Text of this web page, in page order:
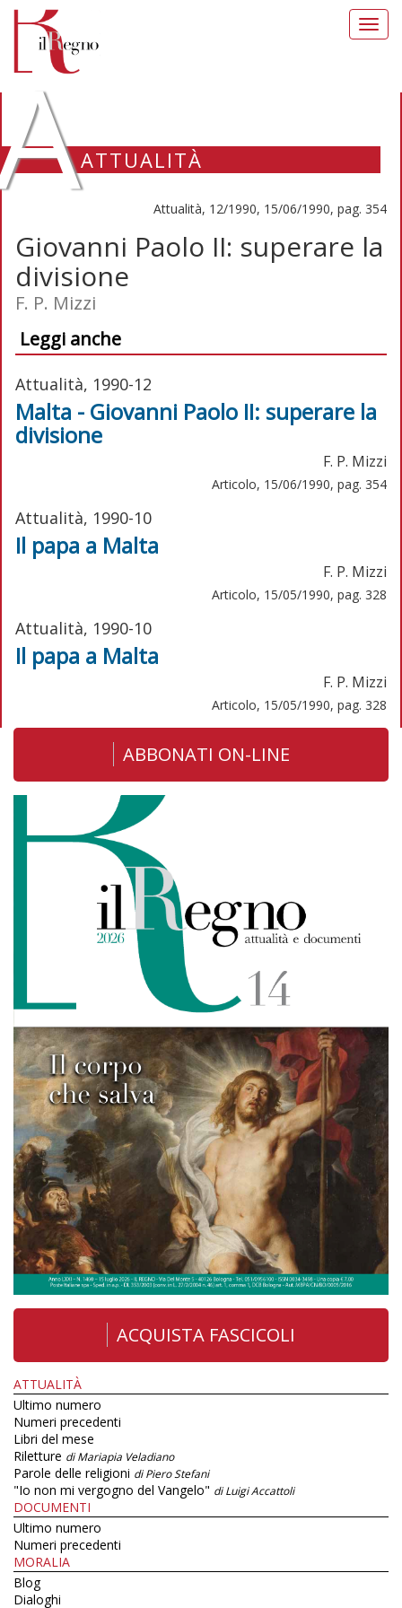
ATTUALITÀ
Attualità, 12/1990, 15/06/1990, pag. 354
Giovanni Paolo II: superare la
divisione
F. P. Mizzi
Leggi anche
Attualità, 1990-12
Malta - Giovanni Paolo II: superare la
divisione
F. P. Mizzi
Articolo, 15/06/1990, pag. 354
Attualità, 1990-10
Il papa a Malta
F. P. Mizzi
Articolo, 15/05/1990, pag. 328
Attualità, 1990-10
Il papa a Malta
F. P. Mizzi
Articolo, 15/05/1990, pag. 328
ABBONATI ON-LINE
ACQUISTA FASCICOLI
ATTUALITÀ
Ultimo numero
Numeri precedenti
Libri del mese
Riletture di Mariapia Veladiano
Parole delle religioni di Piero Stefani
"Io non mi vergogno del Vangelo" di Luigi Accattoli
DOCUMENTI
Ultimo numero
Numeri precedenti
MORALIA
Blog
Dialoghi